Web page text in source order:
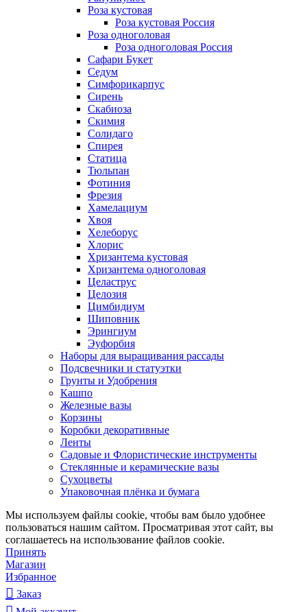
Роза кустовая
Роза кустовая Россия
Роза одноголовая
Роза одноголовая Россия
Сафари Букет
Седум
Симфорикарпус
Сирень
Скабиоза
Скимия
Солидаго
Спирея
Статица
Тюльпан
Фотиния
Фрезия
Хамелациум
Хвоя
Хелеборус
Хлорис
Хризантема кустовая
Хризантема одноголовая
Целаструс
Целозия
Цимбидиум
Шиповник
Эрингиум
Эуфорбия
Наборы для выращивания рассады
Подсвечники и статуэтки
Грунты и Удобрения
Кашпо
Железные вазы
Корзины
Коробки декоративные
Ленты
Садовые и Флористические инструменты
Стеклянные и керамические вазы
Сухоцветы
Упаковочная плёнка и бумага
Мы используем файлы cookie, чтобы вам было удобнее
пользоваться нашим сайтом. Просматривая этот сайт, вы
соглашаетесь на использование файлов cookie.
Принять
Магазин
Избранное
Заказ